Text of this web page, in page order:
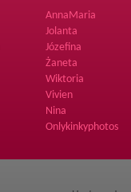
AnnaMaria
Jolanta
Józefina
Żaneta
Wiktoria
Vivien
Nina
Onlykinkyphotos